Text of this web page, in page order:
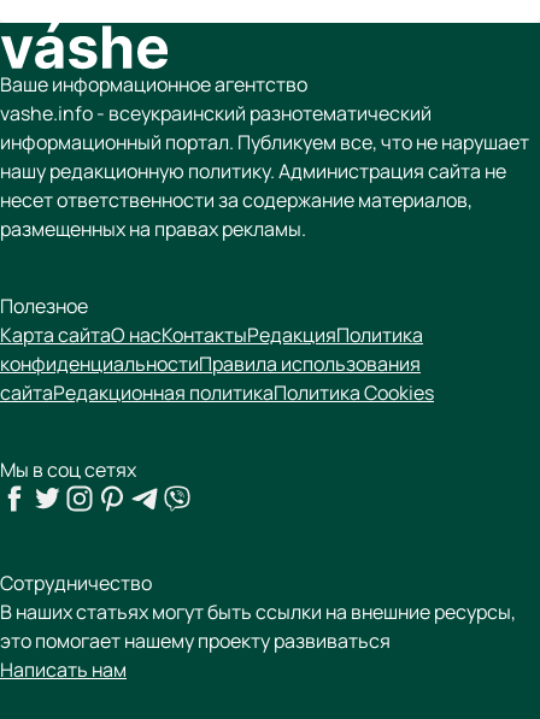
Ваше информационное агентство
vashe.info - всеукраинский разнотематический
информационный портал. Публикуем все, что не нарушает
нашу редакционную политику. Администрация сайта не
несет ответственности за содержание материалов,
размещенных на правах рекламы.
Полезное
Карта сайтаО насКонтактыРедакцияПолитика
конфиденциальностиПравила использования
сайтаРедакционная политикаПолитика Cookies
Мы в соц сетях
Сотрудничество
В наших статьях могут быть ссылки на внешние ресурсы,
это помогает нашему проекту развиваться
Написать нам